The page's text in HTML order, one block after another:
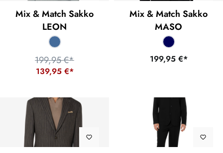
Mix & Match Sakko
LEON
139,95 €*
199,95 €*
Mix & Match Sakko
MASO
199,95 €*